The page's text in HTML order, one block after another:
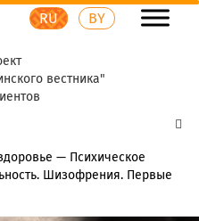
RU BY
вестника"
— Психическое
Шизофрения. Первые